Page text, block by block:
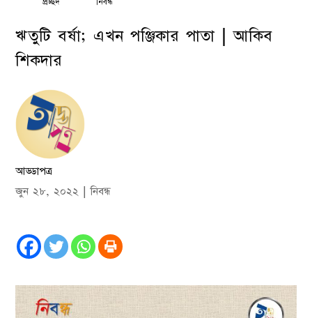
ঋতুটি বর্ষা; এখন পঞ্জিকার পাতা | আকিব
শিকদার
আড্ডাপত্র
জুন ২৮, ২০২২ |নিবন্ধ